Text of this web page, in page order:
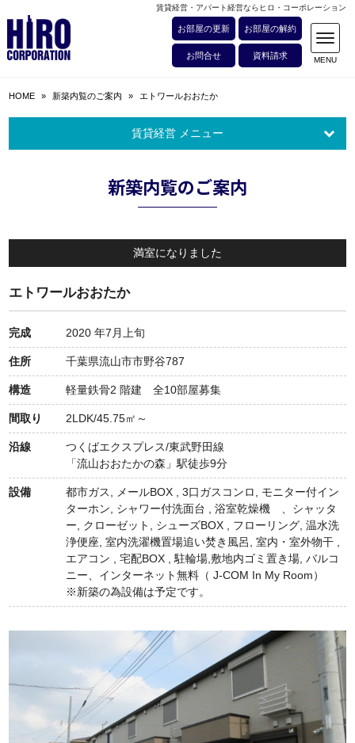
賃貸経営・アパート経営ならヒロ・コーポレーション
お部屋の更新 お部屋の解約
お問合せ 資料請求
HOME » 新築内覧のご案内 » エトワールおおたか
賃貸経営 メニュー
新築内覧のご案内
満室になりました
エトワールおおたか
完成 2020 年7⽉上旬
住所 千葉県流山市市野谷787
構造 軽量鉄骨2 階建 全10部屋募集
間取り 2LDK/45.75㎡～
沿線
つくばエクスプレス/東武野田線
「流山おおたかの森」駅徒歩9分
設備
都市ガス, メールBOX , 3口ガスコンロ, モニター付イン
ターホン, シャワー付洗面台 , 浴室乾燥機 、シャッタ
ー, クローゼット, シューズBOX , フローリング, 温水洗
浄便座, 室内洗濯機置場追い焚き風呂, 室内・室外物干 ,
エアコン , 宅配BOX , 駐輪場,敷地内ゴミ置き場, バルコ
ニー、インターネット無料（ J-COM In My Room）
※新築の為設備は予定です。